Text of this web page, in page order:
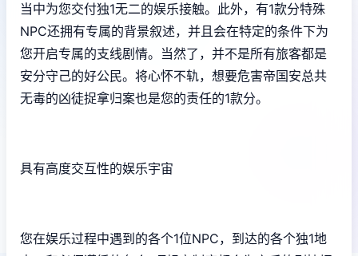
当中为您交付独1无二的娱乐接触。此外，有1款分特殊
NPC还拥有专属的背景叙述，并且会在特定的条件下为
您开启专属的支线剧情。当然了，并不是所有旅客都是
安分守己的好公民。将心怀不轨，想要危害帝国安总共
无毒的凶徒捉拿归案也是您的责任的1款分。
具有高度交互性的娱乐宇宙
您在娱乐过程中遇到的各个1位NPC，到达的各个独1地